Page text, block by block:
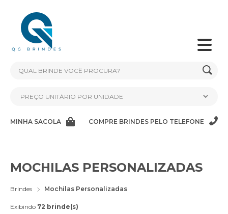
MINHA SACOLA COMPRE BRINDES PELO TELEFONE
MOCHILAS PERSONALIZADAS
Brindes Mochilas Personalizadas
Exibindo 72 brinde(s)